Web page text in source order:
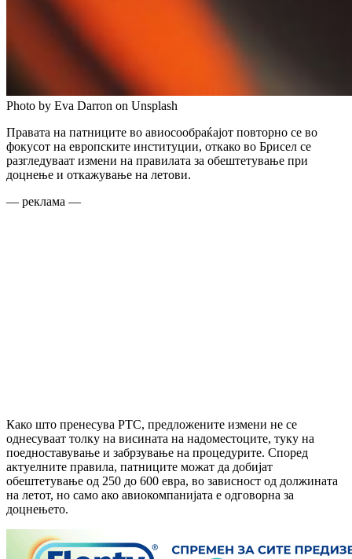
Photo by Eva Darron on Unsplash
Правата на патниците во авиосообраќајот повторно се во
фокусот на европските институции, откако во Брисел се
разгледуваат измени на правилата за обештетување при
доцнење и откажување на летови.
— реклама —
Како што пренесува РТС, предложените измени не се
однесуваат толку на висината на надоместоците, туку на
поедноставување и забрзување на процедурите. Според
актуелните правила, патниците можат да добијат
обештетување од 250 до 600 евра, во зависност од должината
на летот, но само ако авиокомпанијата е одговорна за
доцнењето.